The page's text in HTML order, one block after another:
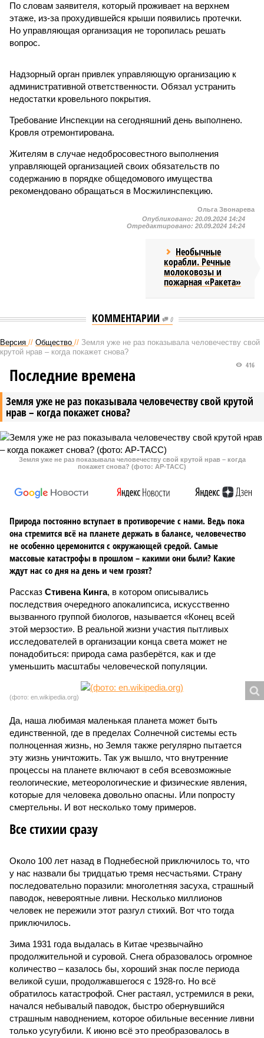
По словам заявителя, который проживает на верхнем
этаже, из-за прохудившейся крыши появились протечки.
Но управляющая организация не торопилась решать
вопрос.
Надзорный орган привлек управляющую организацию к
административной ответственности. Обязал устранить
недостатки кровельного покрытия.
Требование Инспекции на сегодняшний день выполнено.
Кровля отремонтирована.
Жителям в случае недобросовестного выполнения
управляющей организацией своих обязательств по
содержанию в порядке общедомового имущества
рекомендовано обращаться в Мосжилинспекцию.
Ольга Звонарева
Опубликовано: 20.09.2024 14:24
Отредактировано: 20.09.2024 14:24
Необычные
корабли. Речные
молоковозы и
пожарная «Ракета»
КОММЕНТАРИИ 0
Версия // Общество // Земля уже не раз показывала человечеству свой
крутой нрав – когда покажет снова?
Земля уже не раз показывала человечеству свой крутой
нрав – когда покажет снова?
416
Последние времена
Земля уже не раз показывала человечеству свой крутой нрав – когда
покажет снова? (фото: АР-ТАСС)
Природа постоянно вступает в противоречие с нами. Ведь пока
она стремится всё на планете держать в балансе, человечество
не особенно церемонится с окружающей средой. Самые
массовые катастрофы в прошлом – какими они были? Какие
ждут нас со дня на день и чем грозят?
Рассказ Стивена Кинга, в котором описывались
последствия очередного апокалипсиса, искусственно
вызванного группой биологов, называется «Конец всей
этой мерзости». В реальной жизни участия пытливых
исследователей в организации конца света может не
понадобиться: природа сама разберётся, как и где
уменьшить масштабы человеческой популяции.
(фото: en.wikipedia.org)
Да, наша любимая маленькая планета может быть
единственной, где в пределах Солнечной системы есть
полноценная жизнь, но Земля также регулярно пытается
эту жизнь уничтожить. Так уж вышло, что внутренние
процессы на планете включают в себя всевозможные
геологические, метеорологические и физические явления,
которые для человека довольно опасны. Или попросту
смертельны. И вот несколько тому примеров.
Все стихии сразу
Около 100 лет назад в Поднебесной приключилось то, что
у нас назвали бы тридцатью тремя несчастьями. Страну
последовательно поразили: многолетняя засуха, страшный
паводок, невероятные ливни. Несколько миллионов
человек не пережили этот разгул стихий. Вот что тогда
приключилось.
Зима 1931 года выдалась в Китае чрезвычайно
продолжительной и суровой. Снега образовалось огромное
количество – казалось бы, хороший знак после периода
великой суши, продолжавшегося с 1928-го. Но всё
обратилось катастрофой. Снег растаял, устремился в реки,
начался небывалый паводок, быстро обернувшийся
страшным наводнением, которое обильные весенние ливни
только усугубили. К июню всё это преобразовалось в